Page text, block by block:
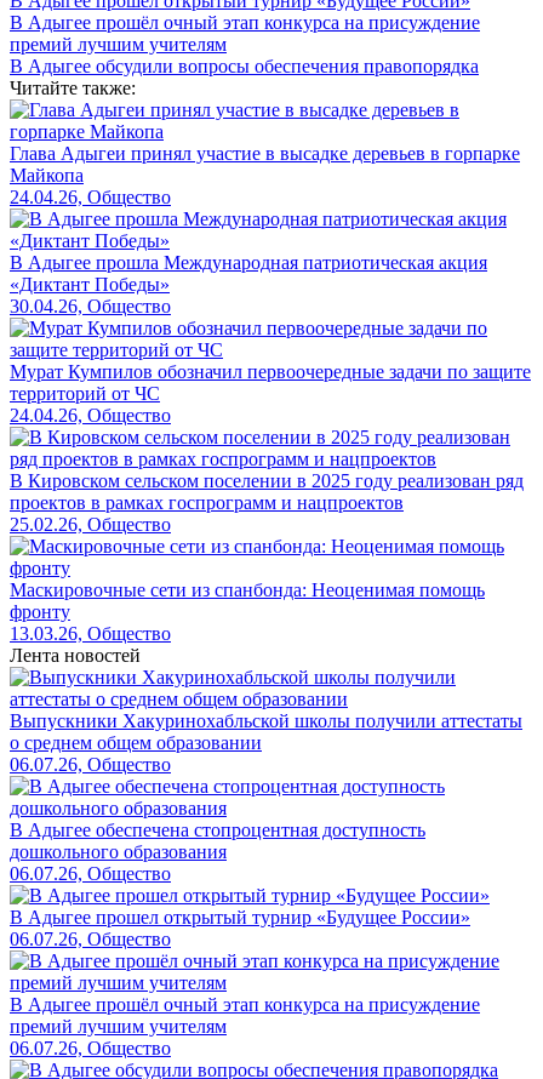
В Адыгее прошёл очный этап конкурса на присуждение
премий лучшим учителям
В Адыгее обсудили вопросы обеспечения правопорядка
Читайте также:
Глава Адыгеи принял участие в высадке деревьев в горпарке
Майкопа
24.04.26, Общество
В Адыгее прошла Международная патриотическая акция
«Диктант Победы»
30.04.26, Общество
Мурат Кумпилов обозначил первоочередные задачи по защите
территорий от ЧС
24.04.26, Общество
В Кировском сельском поселении в 2025 году реализован ряд
проектов в рамках госпрограмм и нацпроектов
25.02.26, Общество
Маскировочные сети из спанбонда: Неоценимая помощь
фронту
13.03.26, Общество
Лента новостей
Выпускники Хакуринохабльской школы получили аттестаты
о среднем общем образовании
06.07.26, Общество
В Адыгее обеспечена стопроцентная доступность
дошкольного образования
06.07.26, Общество
В Адыгее прошел открытый турнир «Будущее России»
06.07.26, Общество
В Адыгее прошёл очный этап конкурса на присуждение
премий лучшим учителям
06.07.26, Общество